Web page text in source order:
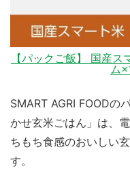
【パックご飯】 国産
ム
SMART AGRI FOODの
かせ玄米ごはん」は、
ちもち食感のおいしい
す。